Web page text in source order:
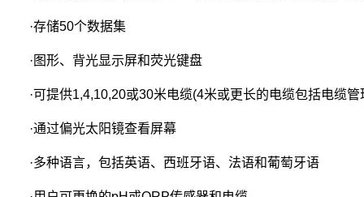
·存储50个数据集
·图形、背光显示屏和荧光键盘
·可提供1,4,10,20或30米电缆(4米或更长的电缆包括电缆管
·通过偏光太阳镜查看屏幕
·多种语言，包括英语、西班牙语、法语和葡萄牙语